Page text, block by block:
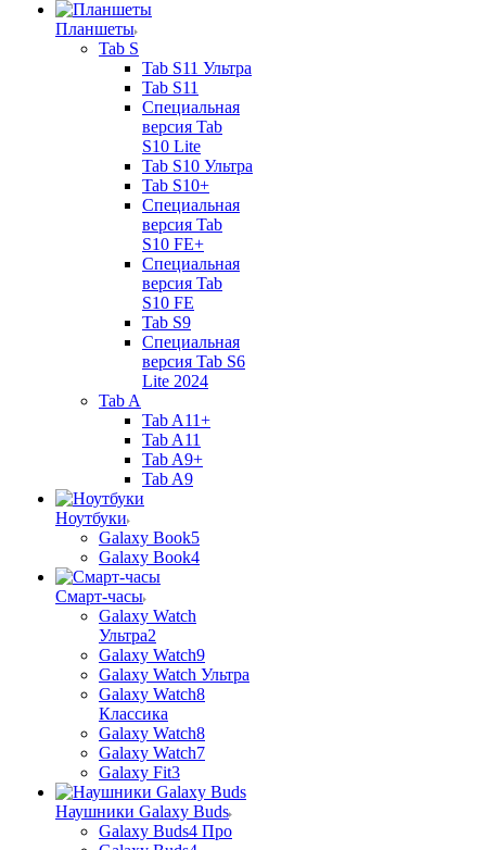
Планшеты
Tab S
Tab S11 Ультра
Tab S11
Специальная
версия Tab
S10 Lite
Tab S10 Ультра
Tab S10+
Специальная
версия Tab
S10 FE+
Специальная
версия Tab
S10 FE
Tab S9
Специальная
версия Tab S6
Lite 2024
Tab A
Tab A11+
Tab A11
Tab A9+
Tab A9
Ноутбуки
Galaxy Book5
Galaxy Book4
Смарт-часы
Galaxy Watch
Ультра2
Galaxy Watch9
Galaxy Watch Ультра
Galaxy Watch8
Классика
Galaxy Watch8
Galaxy Watch7
Galaxy Fit3
Наушники Galaxy Buds
Galaxy Buds4 Про